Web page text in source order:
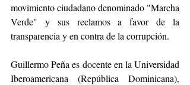
movimiento ciudadano denominado "Marcha
Verde" y sus reclamos a favor de la
transparencia y en contra de la corrupción.
Guillermo Peña es docente en la Universidad
Iberoamericana (República Dominicana),